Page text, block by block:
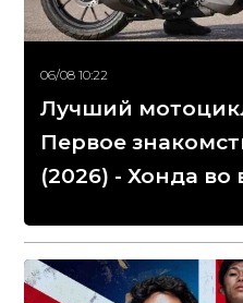
06/08 10:22
Лучший
Первое
(2026) - Хонда во